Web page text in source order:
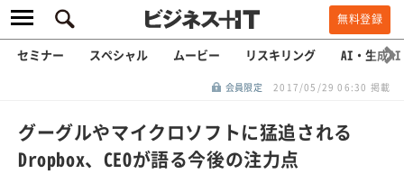
無料登録
セミナー スペシャル ムービー リスキリング AI・生成AI
会員限定 2017/05/29 06:30 掲載
グーグルやマイクロソフトに猛追される
Dropbox、CEOが語る今後の注力点